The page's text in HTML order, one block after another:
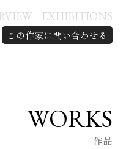
& 2025) at the Tokyo
Instructor
EXHIBITIONS
この作家に問い合わせる
WORKS
作品